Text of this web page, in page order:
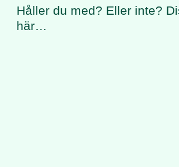
Håller du med? Eller inte?
här…